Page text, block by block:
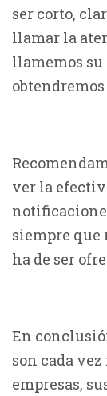
ser corto,
llamar la
llamemos
ver la
siempre que
ha de ser
En
son cada
empresas,